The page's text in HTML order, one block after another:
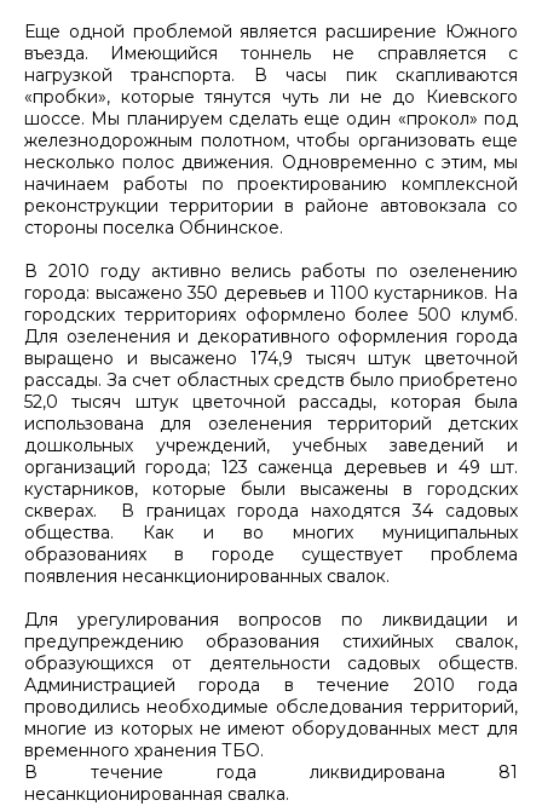
Еще одной проблемой является расширение Южного
въезда. Имеющийся тоннель не справляется с
нагрузкой транспорта. В часы пик скапливаются
«пробки», которые тянутся чуть ли не до Киевского
шоссе. Мы планируем сделать еще один «прокол» под
железнодорожным полотном, чтобы организовать еще
несколько полос движения. Одновременно с этим, мы
начинаем работы по проектированию комплексной
реконструкции территории в районе автовокзала со
стороны поселка Обнинское.
В 2010 году активно велись работы по озеленению
города: высажено 350 деревьев и 1100 кустарников. На
городских территориях оформлено более 500 клумб.
Для озеленения и декоративного оформления города
выращено и высажено 174,9 тысяч штук цветочной
рассады. За счет областных средств было приобретено
52,0 тысяч штук цветочной рассады, которая была
использована для озеленения территорий детских
дошкольных учреждений, учебных заведений и
организаций города; 123 саженца деревьев и 49 шт.
кустарников, которые были высажены в городских
скверах. В границах города находятся 34 садовых
общества. Как и во многих муниципальных
образованиях в городе существует проблема
появления несанкционированных свалок.
Для урегулирования вопросов по ликвидации и
предупреждению образования стихийных свалок,
образующихся от деятельности садовых обществ.
Администрацией города в течение 2010 года
проводились необходимые обследования территорий,
многие из которых не имеют оборудованных мест для
временного хранения ТБО.
В течение года ликвидирована 81
несанкционированная свалка.